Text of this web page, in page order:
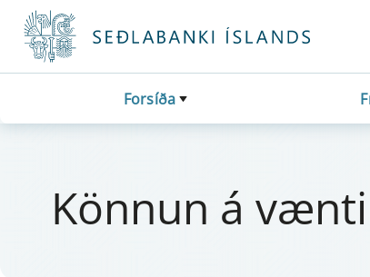
Fara beint í Meginmál
Forsíða
Könn­un á